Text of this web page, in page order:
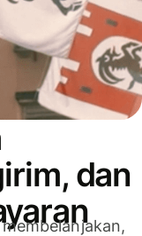
dan